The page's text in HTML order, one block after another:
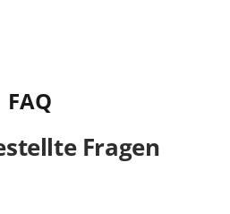
FAQ
Fragen